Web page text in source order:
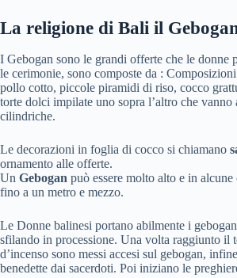
La religione di Bali il
I Gebogan sono le grandi offerte che le donne
le cerimonie, sono composte da :
pollo cotto, piccole piramidi di riso, cocco
torte dolci impilate uno sopra l’altro che vanno
cilindriche.
Le decorazioni in foglia di cocco si chiamano
ornamento alle offerte.
Un Gebogan può essere molto alto e in
fino a un metro e mezzo.
Le Donne balinesi portano abilmente i
sfilando in processione. Una volta raggiunto il
d’incenso sono messi accesi sul gebogan,
benedette dai sacerdoti. Poi iniziano le